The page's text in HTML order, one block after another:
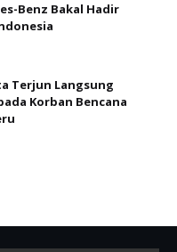
Benz Bakal Hadir
Terjun Langsung
Korban Bencana